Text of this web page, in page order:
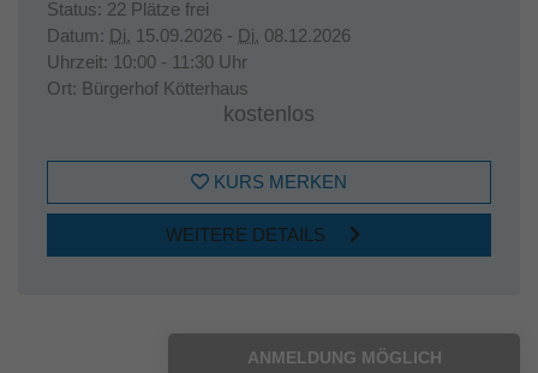
Status: 22 Plätze frei
Datum: Di. 15.09.2026 - Di. 08.12.2026
Uhrzeit: 10:00 - 11:30 Uhr
Ort: Bürgerhof Kötterhaus
kostenlos
KURS MERKEN
WEITERE DETAILS
ANMELDUNG MÖGLICH